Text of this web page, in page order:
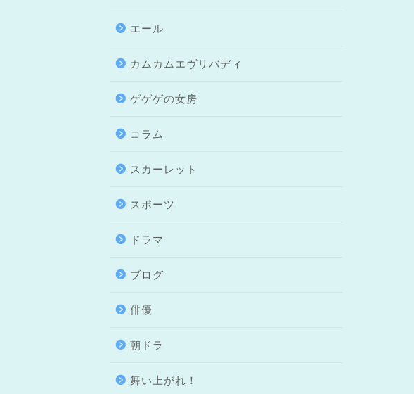
エール
カムカムエヴリバディ
ゲゲゲの女房
コラム
スカーレット
スポーツ
ドラマ
ブログ
俳優
朝ドラ
舞い上がれ！